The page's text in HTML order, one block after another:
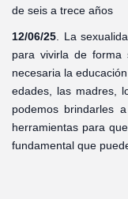
de seis a trece años
12/06/25 . La
para vivirla de forma
necesaria la
edades, las madres,
podemos brindarles
herramientas para
fundamental que